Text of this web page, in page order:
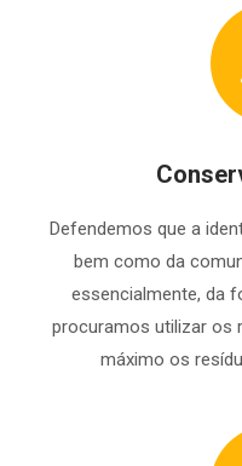
Defendemos que a
bem como da
essencialmente, da
procuramos utilizar os
máximo os